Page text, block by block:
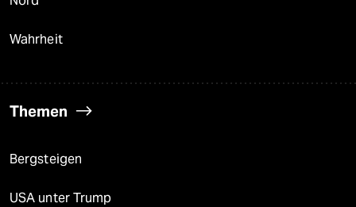
Wahrheit
Themen
Bergsteigen
USA unter Trump